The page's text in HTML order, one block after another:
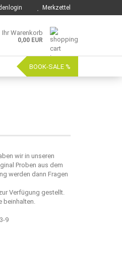
Merkzettel
Ihr Warenkorb
0,00 EUR
BOOK-SALE %
wir in unseren
Proben aus dem
werden dann Fragen
Verfügung gestellt.
beinhalten.
9